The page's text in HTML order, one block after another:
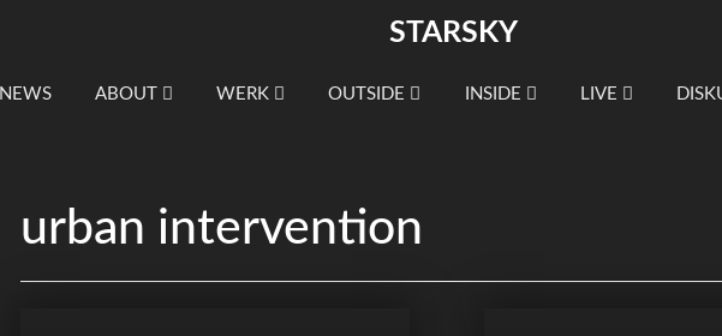
STARSKY
NEWS ABOUT WERK OUTSIDE INSIDE LIVE
urban intervention